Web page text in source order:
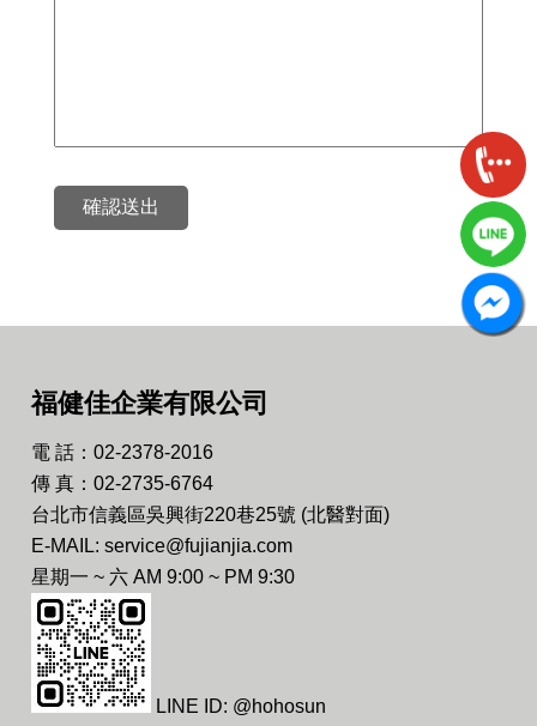
確認送出
福健佳企業有限公司
電 話：02-2378-2016
傳 真：02-2735-6764
台北市信義區吳興街220巷25號 (北醫對面)
E-MAIL: service@fujianjia.com
星期一 ~ 六 AM 9:00 ~ PM 9:30
LINE ID: @hohosun